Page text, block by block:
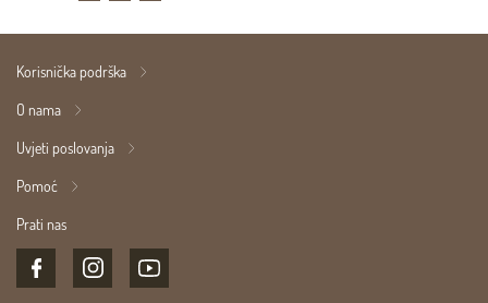
Korisnička podrška
O nama
Uvjeti poslovanja
Pomoć
Prati nas